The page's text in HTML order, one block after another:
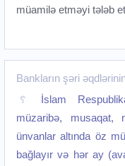
müamilə etməyi tələb
Bankların şəri əqdlərinin
İslam
müzaribə,
ünvanlar altında öz
bağlayır və hər ay